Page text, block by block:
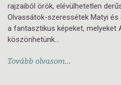
rajzaiból örök, elévülhetetlen
Olvassátok-szeressétek Matyi
a fantasztikus képeket, melyeket
köszönhetünk...
Tovább olvasom...